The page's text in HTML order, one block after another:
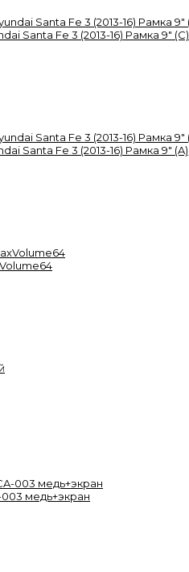
Santa Fe 3 (2013-16) Рамка 9" (C)
Santa Fe 3 (2013-16) Рамка 9" (A)
медь+экран